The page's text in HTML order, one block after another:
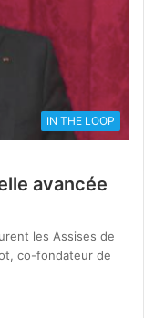
IN THE LOOP
avancée
les Assises de
co-fondateur de